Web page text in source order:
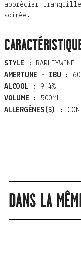
apprécier
soirée.
STYLE :
BARLEYWINE
AMERTUME - IBU :
60
ALCOOL :
9,4%
VOLUME :
500ML
ALLERGÈNES(S) :
DANS LA